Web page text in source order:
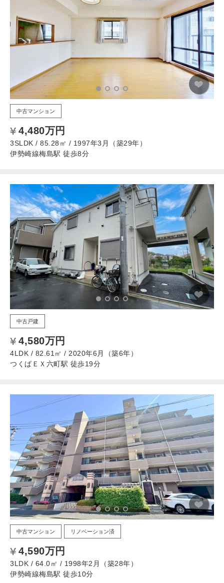
中古マンション
4,480万円
3SLDK / 85.28㎡ / 1997年3月（築29年）
伊勢崎線梅島駅 徒歩8分
中古戸建
4,580万円
4LDK / 82.61㎡ / 2020年6月（築6年）
つくばＥＸ六町駅 徒歩19分
中古マンション リノベーション済
4,590万円
3LDK / 64.0㎡ / 1998年2月（築28年）
伊勢崎線梅島駅 徒歩10分